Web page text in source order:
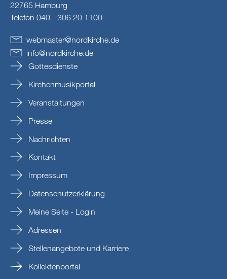
22765 Hamburg
Telefon 040 - 306 20 1100
webmaster@nordkirche.de
info@nordkirche.de
Gottesdienste
Kirchenmusikportal
Veranstaltungen
Presse
Nachrichten
Kontakt
Impressum
Datenschutzerklärung
Meine Seite - Login
Adressen
Stellenangebote und Karriere
Kollektenportal